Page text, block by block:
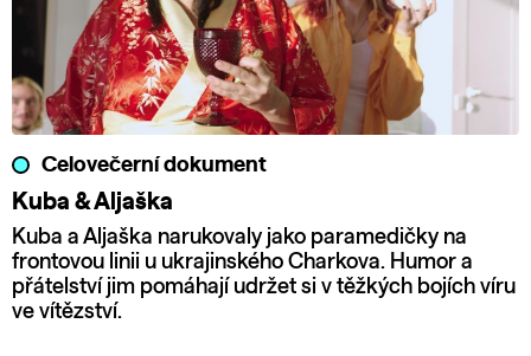
Celovečerní dokument
Kuba & Aljaška
Kuba a Aljaška narukovaly jako paramedičky na
frontovou linii u ukrajinského Charkova. Humor a
přátelství jim pomáhají udržet si v těžkých bojích víru
ve vítězství.